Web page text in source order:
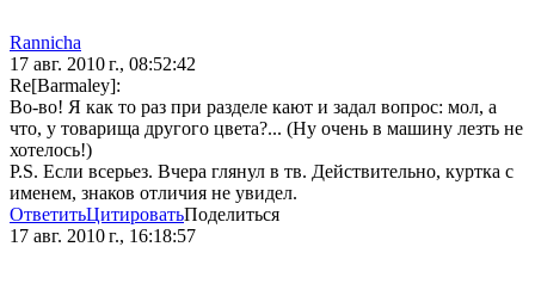
Rannicha
17 авг. 2010 г., 08:52:42
Re[Barmaley]:
Во-во! Я как то раз при разделе кают и задал вопрос: мол, а
что, у товарища другого цвета?... (Ну очень в машину лезть не
хотелось!)
P.S. Если всерьез. Вчера глянул в тв. Действительно, куртка с
именем, знаков отличия не увидел.
ОтветитьЦитироватьПоделиться
17 авг. 2010 г., 16:18:57